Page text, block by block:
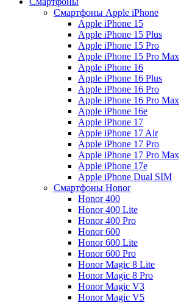
Смартфоны Apple iPhone
Apple iPhone 15
Apple iPhone 15 Plus
Apple iPhone 15 Pro
Apple iPhone 15 Pro Max
Apple iPhone 16
Apple iPhone 16 Plus
Apple iPhone 16 Pro
Apple iPhone 16 Pro Max
Apple iPhone 16e
Apple iPhone 17
Apple iPhone 17 Air
Apple iPhone 17 Pro
Apple iPhone 17 Pro Max
Apple iPhone 17e
Apple iPhone Dual SIM
Смартфоны Honor
Honor 400
Honor 400 Lite
Honor 400 Pro
Honor 600
Honor 600 Lite
Honor 600 Pro
Honor Magic 8 Lite
Honor Magic 8 Pro
Honor Magic V3
Honor Magic V5